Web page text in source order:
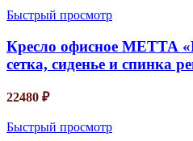
Быстрый просмотр
Кресло офисное МЕТТА
сетка, сиденье и спинка
22480 ₽
Быстрый просмотр